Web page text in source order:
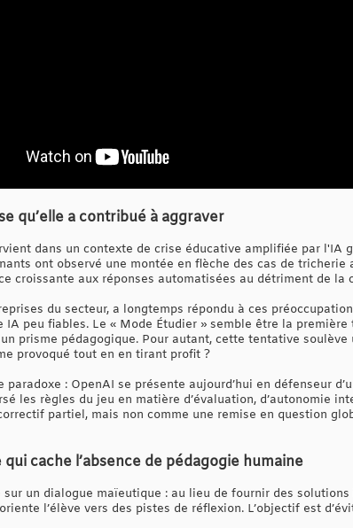
qu’elle a contribué à aggraver
dans un contexte de crise éducative amplifiée par l'IA
ont observé une montée en flèche des cas de tricherie
croissante aux réponses automatisées au détriment de la
du secteur, a longtemps répondu à ces
peu fiables. Le « Mode Étudier » semble être la
prisme pédagogique. Pour autant, cette tentative
provoqué tout en en tirant profit ?
: OpenAI se présente aujourd’hui en défenseur
les règles du jeu en matière d’évaluation, d’autonomie
partiel, mais non comme une remise en question
cache l’absence de pédagogie humaine
un dialogue maïeutique : au lieu de fournir des solutions
l’élève vers des pistes de réflexion. L’objectif est